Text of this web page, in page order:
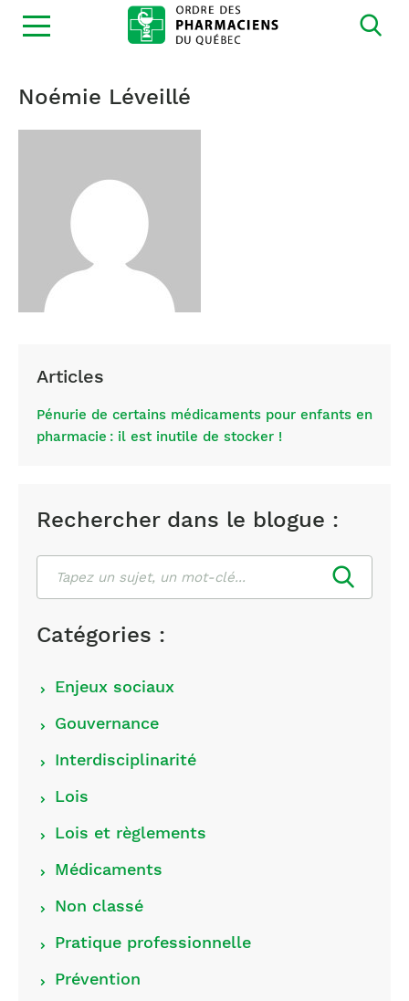
Ouvrir
la
Rechercher dans le blogue :
Catégories :
Choisir
catégories
Enjeux sociaux
Gouvernance
Interdisciplinarité
Lois
Lois et règlements
Médicaments
Non classé
Pratique professionnelle
Prévention
Noémie Léveillé
Articles
Pénurie de certains médicaments pour enfants en
pharmacie : il est inutile de stocker !